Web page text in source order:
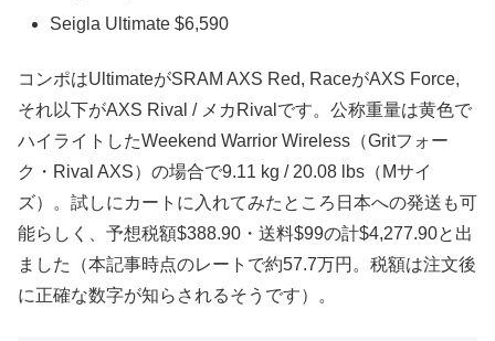
Seigla Ultimate $6,590
コンポはUltimateがSRAM AXS Red, RaceがAXS Force,
それ以下がAXS Rival / メカRivalです。公称重量は黄色で
ハイライトしたWeekend Warrior Wireless（Gritフォー
ク・Rival AXS）の場合で9.11 kg / 20.08 lbs（Mサイ
ズ）。試しにカートに入れてみたところ日本への発送も可
能らしく、予想税額$388.90・送料$99の計$4,277.90と出
ました（本記事時点のレートで約57.7万円。税額は注文後
に正確な数字が知らされるそうです）。